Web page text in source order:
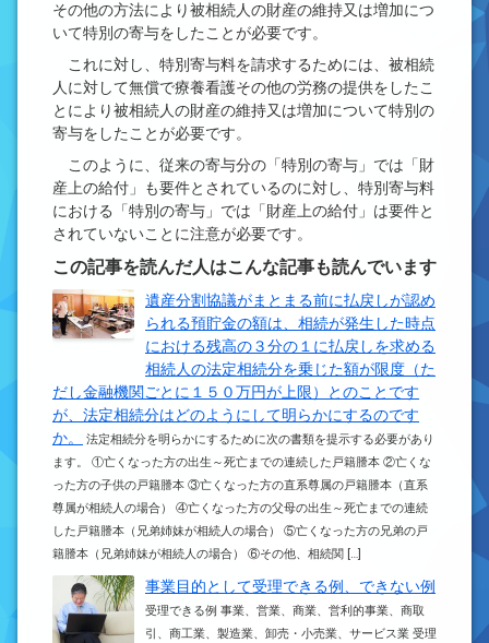
その他の方法により被相続人の財産の維持又は増加につ
いて特別の寄与をしたことが必要です。
これに対し、特別寄与料を請求するためには、被相続
人に対して無償で療養看護その他の労務の提供をしたこ
とにより被相続人の財産の維持又は増加について特別の
寄与をしたことが必要です。
このように、従来の寄与分の「特別の寄与」では「財
産上の給付」も要件とされているのに対し、特別寄与料
における「特別の寄与」では「財産上の給付」は要件と
されていないことに注意が必要です。
この記事を読んだ人はこんな記事も読んでいます
遺産分割協議がまとまる前に払戻しが認め
られる預貯金の額は、相続が発生した時点
における残高の３分の１に払戻しを求める
相続人の法定相続分を乗じた額が限度（た
だし金融機関ごとに１５０万円が上限）とのことです
が、法定相続分はどのようにして明らかにするのです
か。
法定相続分を明らかにするために次の書類を提示する必要があり
ます。 ①亡くなった方の出生～死亡までの連続した戸籍謄本 ②亡くな
った方の子供の戸籍謄本 ③亡くなった方の直系尊属の戸籍謄本（直系
尊属が相続人の場合） ④亡くなった方の父母の出生～死亡までの連続
した戸籍謄本（兄弟姉妹が相続人の場合） ⑤亡くなった方の兄弟の戸
籍謄本（兄弟姉妹が相続人の場合） ⑥その他、相続関 […]
事業目的として受理できる例、できない例
受理できる例 事業、営業、商業、営利的事業、商取
引、商工業、製造業、卸売・小売業、サービス業 受理